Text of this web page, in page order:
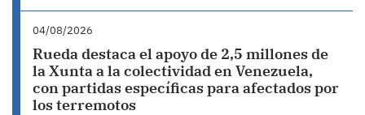
04/08/2026
Rueda destaca el apoyo de 2,5 millones de
la Xunta a la colectividad en Venezuela,
con partidas específicas para afectados por
los terremotos